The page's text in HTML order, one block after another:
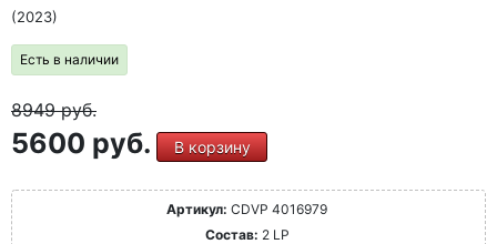
(2023)
Есть в наличии
8949руб.
5600 руб. В корзину
Артикул: CDVP 4016979
Состав: 2 LP